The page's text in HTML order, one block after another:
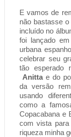
E vamos de
não bastasse
incluído no
foi lançado
urbana
celebrar seu
tão esperado
Anitta e do
da versão
usando
como a
Copacabana e
com vista
riqueza minha